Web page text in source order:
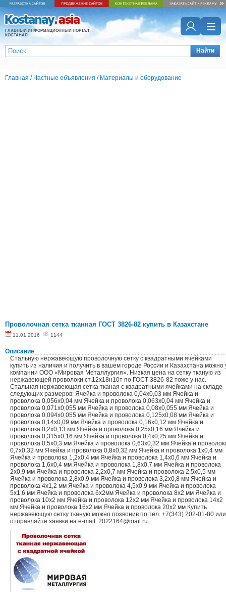
ГЛАВНЫЙ ИНФОРМАЦИОННЫЙ ПОРТАЛ
КОСТАНАЯ
Найти
Главная / Частные объявления / Материалы и оборудование
Проволочная сетка тканная ГОСТ 3826-82 купить в Казахстане
11.01.2016 1144
Описание
Стальную нержавеющую проволочную сетку с квадратными ячейками
купить из наличия и получить в вашем городе России и Казахстана можно
компании ООО «Мировая Металлургия». Низкая цена на сетку тканую из
нержавеющей проволоки ст.12х18н10т по ГОСТ 3826-82 тоже у нас.
Стальная нержавеющая сетка тканая с квадратными ячейками на складе
следующих размеров: Ячейка и проволока 0,04х0,03 мм Ячейка и
проволока 0,056х0,04 мм Ячейка и проволока 0,063х0,04 мм Ячейка и
проволока 0,071х0,055 мм Ячейка и проволока 0,08х0,055 мм Ячейка и
проволока 0,094х0,055 мм Ячейка и проволока 0,125х0,08 мм Ячейка и
проволока 0,14х0,09 мм Ячейка и проволока 0,16х0,12 мм Ячейка и
проволока 0,2х0,13 мм Ячейка и проволока 0,25х0,16 мм Ячейка и
проволока 0,315х0,16 мм Ячейка и проволока 0,4х0,25 мм Ячейка и
проволока 0,5х0,3 мм Ячейка и проволока 0,63х0,32 мм Ячейка и
0,7х0,32 мм Ячейка и проволока 0,8х0,32 мм Ячейка и проволока 1х0,4 мм
Ячейка и проволока 1,2х0,4 мм Ячейка и проволока 1,4х0,6 мм Ячейка и
проволока 1,6х0,4 мм Ячейка и проволока 1,8х0,7 мм Ячейка и проволока
2х0,9 мм Ячейка и проволока 2,2х0,7 мм Ячейка и проволока 2,5х0,5 мм
Ячейка и проволока 2,8х0,9 мм Ячейка и проволока 3,2х0,8 мм Ячейка и
проволока 4х1,2 мм Ячейка и проволока 4,5х0,9 мм Ячейка и проволока
5х1,6 мм Ячейка и проволока 6х2мм Ячейка и проволока 8х2 мм Ячейка и
проволока 10х2 мм Ячейка и проволока 12х2 мм Ячейка и проволока 14х2
мм Ячейка и проволока 16х2 мм Ячейка и проволока 20х2 мм Купить
нержавеющую сетку тканую можно позвонив по тел. +7(343) 202-01-80 или
отправляйте заявки на e-mail: 2022164@mail.ru